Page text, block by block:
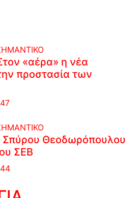
«αέρα» η νέα
προστασία των
Σπύρου Θεοδωρόπουλου
ΣΕΒ